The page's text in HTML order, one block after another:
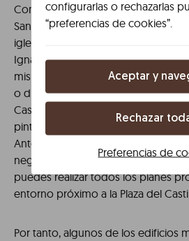
Consistorial, un símbolo en el inicio
San Fermín. Si te apetece, puedes
iglesias más importantes de la
Ignacio que se encuentra en la
mismo nombre. Acércate hasta la
o disfruta de una jornada de
Casco Antiguo. Planifica un
pintura en la Fundación Miguel
Antón. Disfruta de un rato
negocio mítico que se fundó en
puedes realizar todos los planes
entorno próximo a la Plaza del
Por tanto, algunos de los edificios
configurarlas o rechazarlas
“preferencias de cookies”.
Aceptar y
Rechazar
Preferencias de